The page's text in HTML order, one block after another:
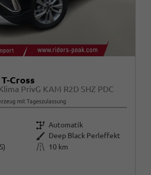
Cross
PrivG KAM R2D SHZ PDC
mit Tageszulassung
Getriebe Automatik
Außenfarbe Deep Black Perleffekt
Kilometerstand
10 km